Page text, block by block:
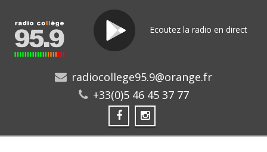
Ecoutez la radio en direct
radiocollege95.9@orange.fr
+33(0)5 46 45 37 77